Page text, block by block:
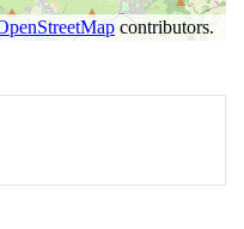
U
Malý
– U